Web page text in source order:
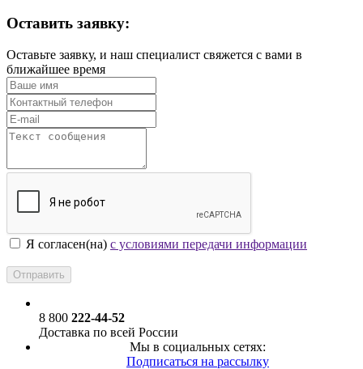
Оставить заявку:
Оставьте заявку, и наш специалист свяжется с вами в
ближайшее время
Я согласен(на) с условиями передачи информации
8 800 222-44-52
Доставка по всей России
Мы в социальных сетях:
Подписаться на рассылку